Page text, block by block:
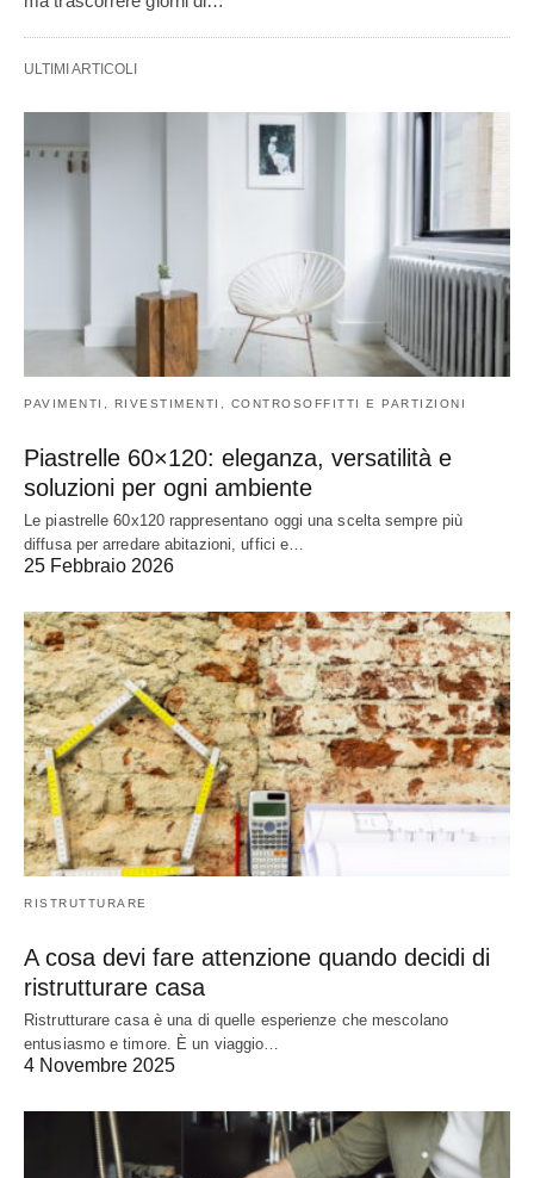
ULTIMI ARTICOLI
PAVIMENTI, RIVESTIMENTI, CONTROSOFFITTI E PARTIZIONI
Piastrelle 60×120: eleganza, versatilità e
soluzioni per ogni ambiente
Le piastrelle 60x120 rappresentano oggi una scelta sempre più
diffusa per arredare abitazioni, uffici e…
25 Febbraio 2026
RISTRUTTURARE
A cosa devi fare attenzione quando decidi di
ristrutturare casa
Ristrutturare casa è una di quelle esperienze che mescolano
entusiasmo e timore. È un viaggio…
4 Novembre 2025